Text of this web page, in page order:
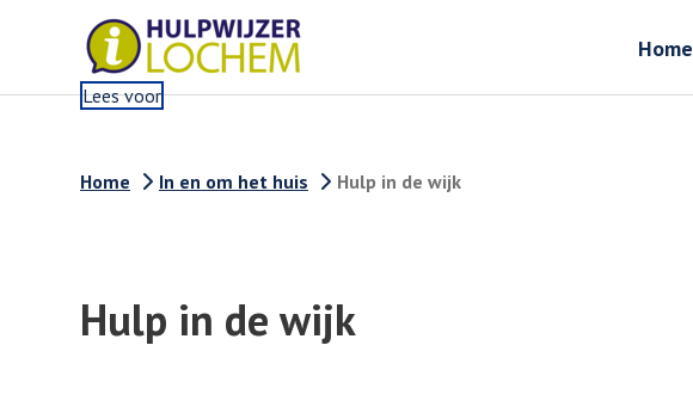
Home
Lees voor
Home In en om het huis Hulp in de wijk
Hulp in de wijk